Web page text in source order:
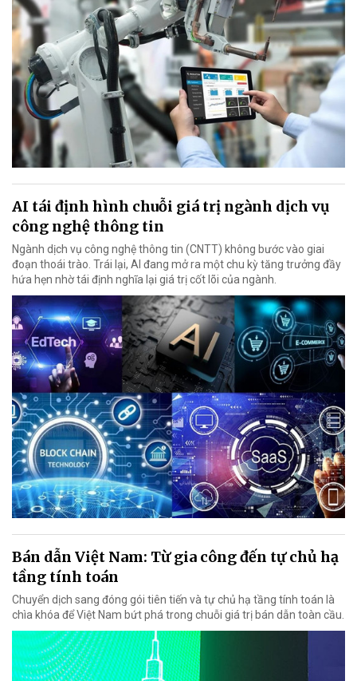
AI tái định hình chuỗi giá trị ngành dịch vụ
công nghệ thông tin
Ngành dịch vụ công nghệ thông tin (CNTT) không bước vào giai
đoạn thoái trào. Trái lại, AI đang mở ra một chu kỳ tăng trưởng đầy
hứa hẹn nhờ tái định nghĩa lại giá trị cốt lõi của ngành.
Bán dẫn Việt Nam: Từ gia công đến tự chủ hạ
tầng tính toán
Chuyển dịch sang đóng gói tiên tiến và tự chủ hạ tầng tính toán là
chìa khóa để Việt Nam bứt phá trong chuỗi giá trị bán dẫn toàn cầu.